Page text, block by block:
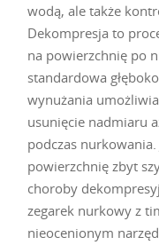
wodą, ale także
Dekompresja to
na powierzchnię po
standardowa
wynużania
usunięcie nadmiaru
podczas
powierzchnię zbyt
choroby
zegarek nurkowy z
nieocenionym